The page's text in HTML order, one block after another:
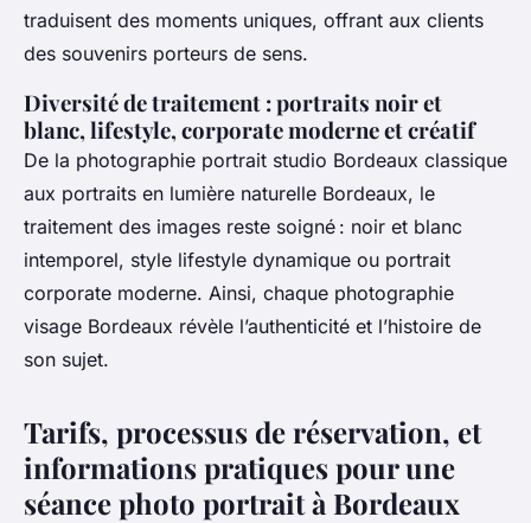
traduisent des moments uniques, offrant aux clients
des souvenirs porteurs de sens.
Diversité de traitement : portraits noir et
blanc, lifestyle, corporate moderne et créatif
De la photographie portrait studio Bordeaux classique
aux portraits en lumière naturelle Bordeaux, le
traitement des images reste soigné : noir et blanc
intemporel, style lifestyle dynamique ou portrait
corporate moderne. Ainsi, chaque photographie
visage Bordeaux révèle l’authenticité et l’histoire de
son sujet.
Tarifs, processus de réservation, et
informations pratiques pour une
séance photo portrait à Bordeaux